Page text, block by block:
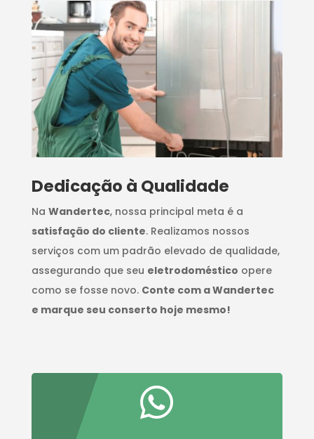
Dedicação à Qualidade
Na Wandertec, nossa principal meta é a
satisfação do cliente. Realizamos nossos
serviços com um padrão elevado de qualidade,
assegurando que seu eletrodoméstico opere
como se fosse novo. Conte com a Wandertec
e marque seu conserto hoje mesmo!
